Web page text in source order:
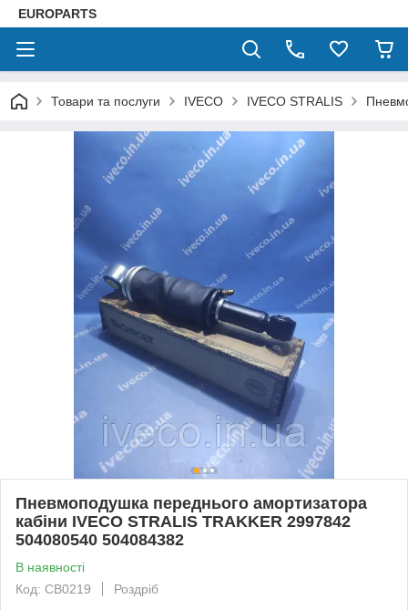
EUROPARTS
Товари та послуги IVECO IVECO STRALIS
Пневмоподушка переднього амортизатора
кабіни IVECO STRALIS TRAKKER 2997842
504080540 504084382
В наявності
Код: CB0219
Роздріб